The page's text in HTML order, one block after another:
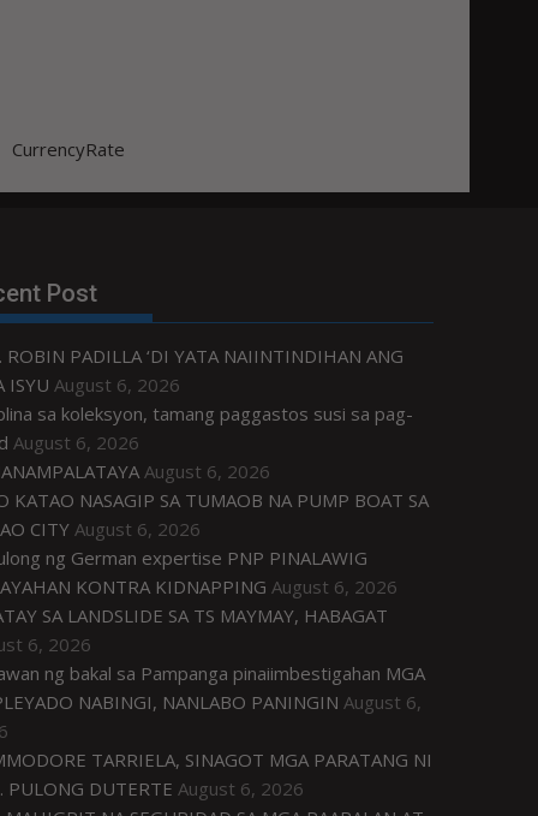
CurrencyRate
Post
ROBIN PADILLA ‘DI YATA NAIINTINDIHAN ANG
ISYU August 6, 2026
sa koleksyon, tamang paggastos susi sa pag-
August 6, 2026
August 6, 2026
KATAO NASAGIP SA TUMAOB NA PUMP BOAT SA
CITY August 6, 2026
ng German expertise PNP PINALAWIG
KONTRA KIDNAPPING August 6, 2026
SA LANDSLIDE SA TS MAYMAY, HABAGAT
6, 2026
ng bakal sa Pampanga pinaiimbestigahan MGA
NABINGI, NANLABO PANINGIN August 6,
TARRIELA, SINAGOT MGA PARATANG NI
PULONG DUTERTE August 6, 2026